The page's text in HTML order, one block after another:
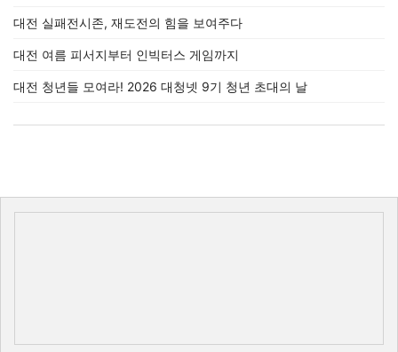
대전 실패전시존, 재도전의 힘을 보여주다
대전 여름 피서지부터 인빅터스 게임까지
대전 청년들 모여라! 2026 대청넷 9기 청년 초대의 날